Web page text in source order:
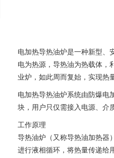
电加热导热油炉是一种新型、
电为热源，导热油为热载体，
业炉，如此周而复始，实现热
电加热导热油炉系统由防爆电
块，用户只仅需接入电源、介
工作原理
导热油炉（又称导热油加热器
进行液相循环，将热量传递给